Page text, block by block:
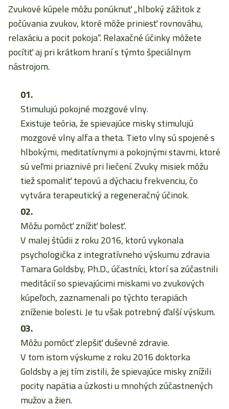
Zvukové kúpele môžu ponúknuť „hlboký zážitok z
počúvania zvukov, ktoré môže priniesť rovnováhu,
relaxáciu a pocit pokoja“. Relaxačné účinky môžete
pocítiť aj pri krátkom hraní s týmto špeciálnym
nástrojom.
Stimulujú pokojné mozgové vlny.
Existuje teória, že spievajúce misky stimulujú
mozgové vlny alfa a theta. Tieto vlny sú spojené s
hlbokými, meditatívnymi a pokojnými stavmi, ktoré
sú veľmi priaznivé pri liečení. Zvuky misiek môžu
tiež spomaliť tepovú a dýchaciu frekvenciu, čo
vytvára terapeutický a regeneračný účinok.
Môžu pomôcť znížiť bolesť.
V malej štúdii z roku 2016, ktorú vykonala
psychologička z integratívneho výskumu zdravia
Tamara Goldsby, Ph.D., účastníci, ktorí sa zúčastnili
meditácií so spievajúcimi miskami vo zvukových
kúpeľoch, zaznamenali po týchto terapiách
zníženie bolesti. Je tu však potrebný ďalší výskum.
Môžu pomôcť zlepšiť duševné zdravie.
V tom istom výskume z roku 2016 doktorka
Goldsby a jej tím zistili, že spievajúce misky znížili
pocity napätia a úzkosti u mnohých zúčastnených
mužov a žien.